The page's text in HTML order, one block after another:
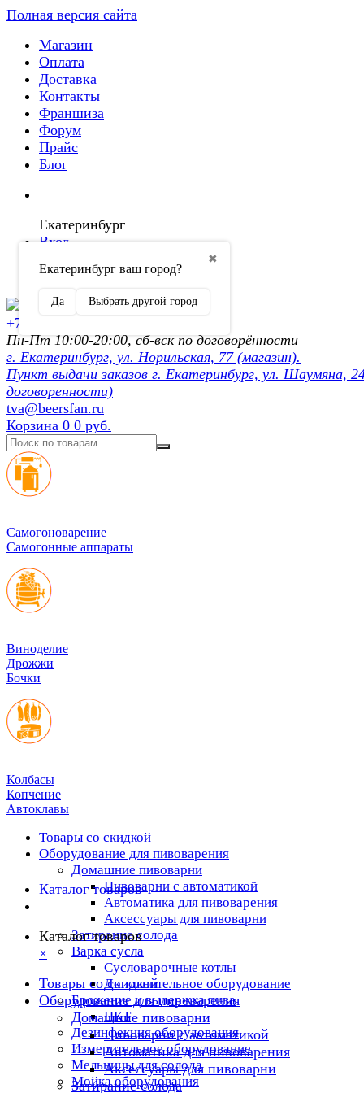
Полная версия сайта
Магазин
Оплата
Доставка
Контакты
Франшиза
Форум
Прайс
Блог
Екатеринбург
✖
Екатеринбург ваш город?
Да Выбрать другой город
Вход
Регистрация
+7 (902) 872-54-70
Пн-Пт 10:00-20:00, сб-вск по договорённости
г. Екатеринбург, ул. Норильская, 77 (магазин).
Пункт выдачи заказов г. Екатеринбург, ул. Шаумяна,
договоренности)
tva@beersfan.ru
Корзина 0 0 руб.
Cамогоноварение
Самогонные аппараты
Виноделие
Дрожжи
Бочки
Колбасы
Копчение
Автоклавы
Товары со скидкой
Оборудование для пивоварения
Домашние пивоварни
Пивоварни с автоматикой
Автоматика для пивоварения
Аксессуары для пивоварни
Затирание солода
Варка сусла
Cусловарочные котлы
Дополнительное оборудование
Брожение и выдержка пива
ЦКТ
Дезинфекция оборудования
Измерительное оборудование
Мельницы для солода
Мойка оборудования
Каталог товаров
Каталог товаров
×
Товары со скидкой
Оборудование для пивоварения
Домашние пивоварни
Пивоварни с автоматикой
Автоматика для пивоварения
Аксессуары для пивоварни
Затирание солода